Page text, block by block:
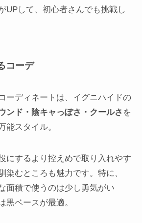
UPして、初心者さんでも挑戦し
コーデ
ーディネートは、イグニハイドの
ンド・陰キャっぽさ・クールさ を
能スタイル。
にするより控えめで取り入れやす
染むところも魅力です。特に、
面積で使うのは少し勇気がい
ベースが最適。